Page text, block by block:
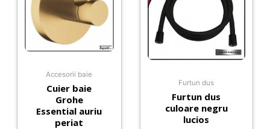
Accesorii baie
Cuier baie
Grohe
Essential auriu
periat
Furtun dus
Furtun dus
culoare negru
lucios